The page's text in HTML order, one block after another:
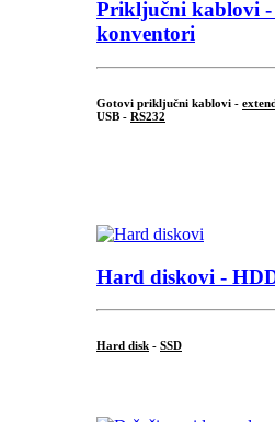
Priključni kablovi -
konventori
Gotovi priključni kablovi -
USB - RS232
Hard diskovi -
Hard disk - SSD